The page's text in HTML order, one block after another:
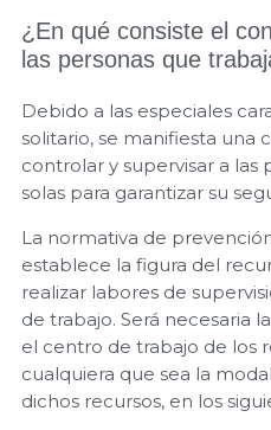
¿En qué consiste el
las personas que
Debido a las especiales
solitario, se manifiesta una
controlar y supervisar a las
solas para garantizar su
La normativa de
establece la figura del
realizar labores de
de trabajo. Será necesaria
el centro de trabajo de los
cualquiera que sea la
dichos recursos, en los